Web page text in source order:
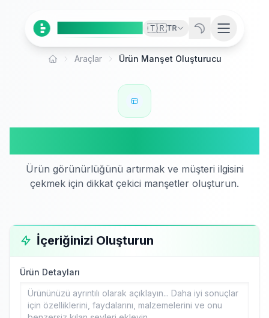
🇹🇷TR
Ana SayfaAraçlar Ürün Manşet Oluşturucu
Ürün görünürlüğünü artırmak ve müşteri ilgisini
çekmek için dikkat çekici manşetler oluşturun.
İçeriğinizi Oluşturun
Ürün Detayları